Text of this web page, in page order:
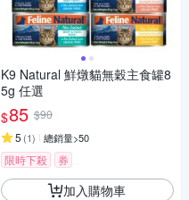
K9 Natural 鮮燉貓無穀主食罐8
5g 任選
$85 $90
5 (1) 總銷量>50
限時下殺 券
加入購物車